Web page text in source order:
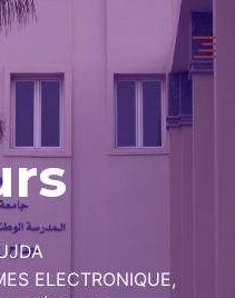
ELECTRONIQUE,